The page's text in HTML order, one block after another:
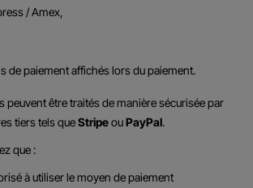
/ Amex,
de paiement affichés lors du paiement.
peuvent être traités de manière sécurisée par
tiers tels queStripeouPayPal.
que :
à utiliser le moyen de paiement